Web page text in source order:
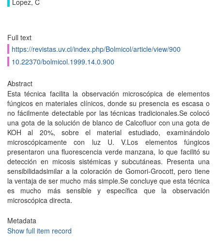
Lopez, C
Full text
https://revistas.uv.cl/index.php/Bolmicol/article/view/900
10.22370/bolmicol.1999.14.0.900
Abstract
Esta técnica facilita la observación microscópica de elementos
fúngicos en materiales clínicos, donde su presencia es escasa o
no fácilmente detectable por las técnicas tradicionales.Se colocó
una gota de la solución de blanco de Calcofluor con una gota de
KOH al 20%, sobre el material estudiado, examinándolo
microscópicamente con luz U. V.Los elementos fúngicos
presentaron una fluorescencia verde manzana, lo que facilitó su
detección en micosis sistémicas y subcutáneas. Presenta una
sensibilidadsimilar a la coloración de Gomori-Grocott, pero tiene
la ventaja de ser mucho más simple.Se concluye que esta técnica
es mucho más sensible y específica que la observación
microscópica directa.
Metadata
Show full item record